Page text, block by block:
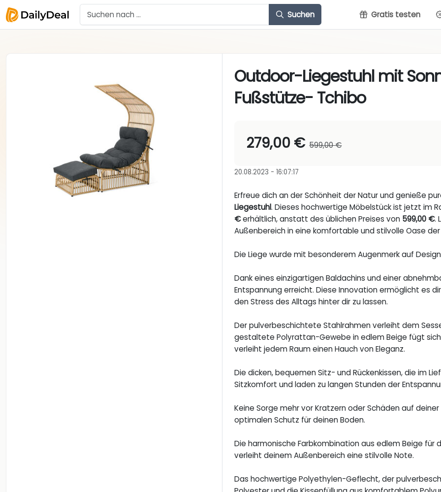
Suchen Gratis testen
Outdoor-Liegestuhl mit
Fußstütze- Tchibo
279,00 € 599,00 €
20.08.2023 - 16:07:17
Erfreue dich an der Schönheit der Natur und genieße
Liegestuhl. Dieses hochwertige Möbelstück ist jetzt im
€erhältlich, anstatt des üblichen Preises von 599,00 €.
Außenbereich in eine komfortable und stilvolle Oase
Die Liege wurde mit besonderem Augenmerk auf
Dank eines einzigartigen Baldachins und einer
Entspannung erreicht. Diese Innovation ermöglicht es
den Stress des Alltags hinter dir zu lassen.
Der pulverbeschichtete Stahlrahmen verleiht dem
gestaltete Polyrattan-Gewebe in edlem Beige fügt
verleiht jedem Raum einen Hauch von Eleganz.
Die dicken, bequemen Sitz- und Rückenkissen, die im
Sitzkomfort und laden zu langen Stunden der
Keine Sorge mehr vor Kratzern oder Schäden auf
optimalen Schutz für deinen Boden.
Die harmonische Farbkombination aus edlem Beige
verleiht deinem Außenbereich eine stilvolle Note.
Das hochwertige Polyethylen-Geflecht, der